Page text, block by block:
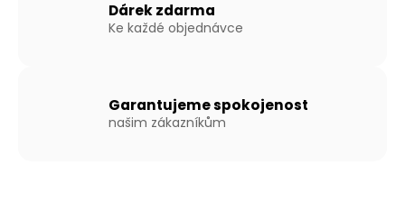
Dárek zdarma
Ke každé objednávce
Garantujeme spokojenost
našim zákazníkům